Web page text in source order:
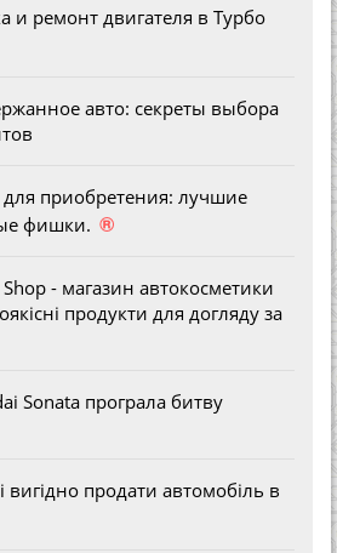
и ремонт двигателя в Турбо
авто: секреты выбора
для приобретения: лучшие
фишки. ®
- магазин автокосметики
продукти для догляду за
Sonata програла битву
вигідно продати автомобіль в